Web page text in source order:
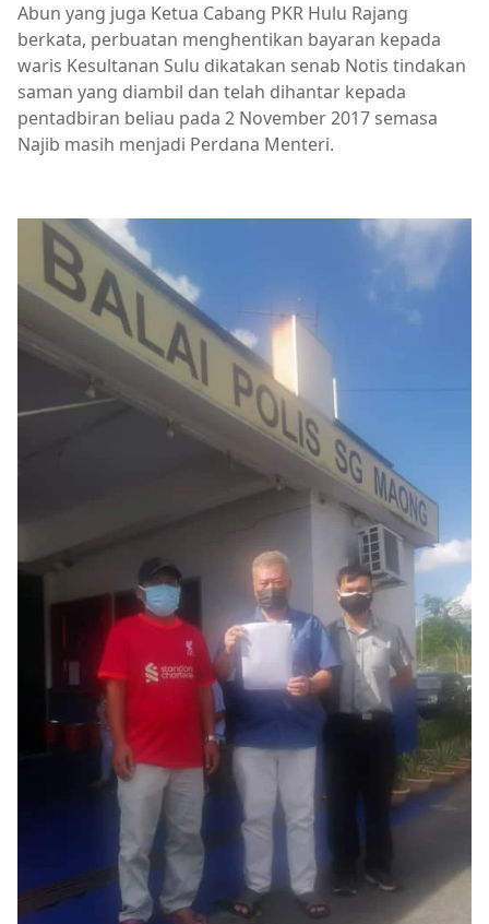
Abun yang juga Ketua Cabang PKR Hulu Rajang
berkata, perbuatan menghentikan bayaran kepada
waris Kesultanan Sulu dikatakan senab Notis tindakan
saman yang diambil dan telah dihantar kepada
pentadbiran beliau pada 2 November 2017 semasa
Najib masih menjadi Perdana Menteri.